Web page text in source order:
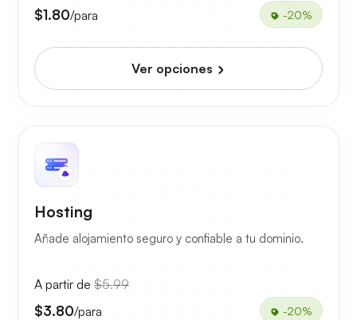
$1.80/para -20%
Ver opciones
Hosting
Añade alojamiento seguro y confiable a tu dominio.
A partir de $5.99
$3.80/para -20%